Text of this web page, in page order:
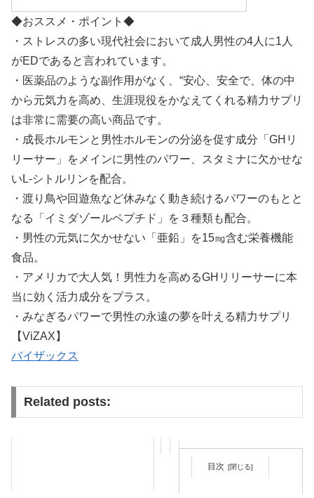
◆おススメ・ポイント◆
・ストレスの多い現代社会において成人男性の4人に1人
がEDであると言われています。
・医薬品のような副作用がなく、“安心、安全で、体の中
から元気力を高め、生涯現役をかなえてくれる精力サプリ
は非常に需要の高い商品です。
・成長ホルモンと男性ホルモンの分泌を促す成分「GHリ
リーサー」をメインに男性のパワー、スタミナに欠かせな
いL-シトルリンを配合。
・渡り鳥や回遊魚など休みなく動き続けるパワーのもとと
なる「イミダゾールペプチド」を３種類も配合。
・男性の元気に欠かせない「亜鉛」を15㎎含む栄養機能
食品。
・アメリカで大人気！男性力を高めるGHリリーサーに本
当に効く活力成分をプラス。
・みなぎるパワーで男性の永遠の夢を叶える精力サプリ
【ViZAX】
バイザックス
Related posts:
目次